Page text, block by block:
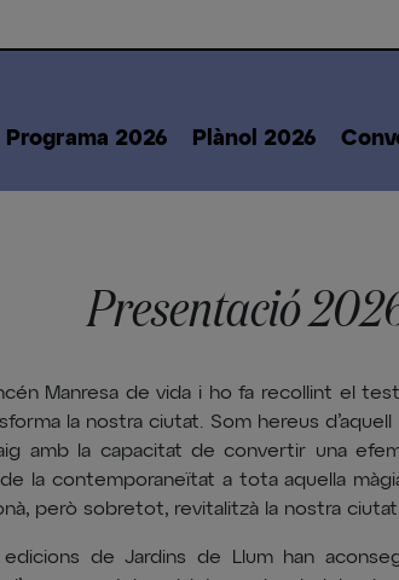
Programa 2026 Plànol 2026
Presentació
Manresa de vida i ho fa recollint el
la nostra ciutat. Som hereus
amb la capacitat de convertir una
la contemporaneïtat a tota aquella
però sobretot, revitalitzà la nostra
de Jardins de Llum han